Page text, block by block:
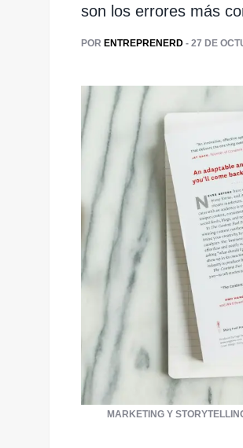
son los errores más
POR ENTREPRENERD - 27 DE
MARKETING Y